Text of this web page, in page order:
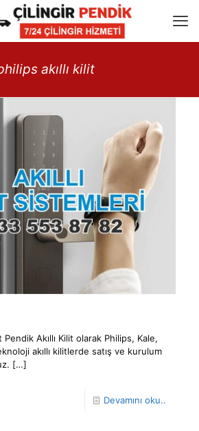
akıllı kilit
Pendik Akıllı Kilit olarak Philips, Kale,
akıllı kilitlerde satış ve kurulum
[…]
Devamını oku..